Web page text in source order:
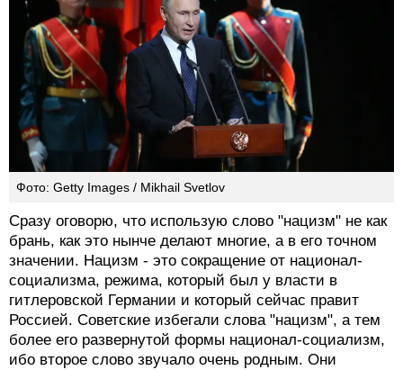
Фото: Getty Images / Mikhail Svetlov
Сразу oговорю, что использую слово "нацизм" не как
брань, как это нынче делают многие, а в его точном
значении. Нацизм - это сокращение от национал-
социализма, режима, который был у власти в
гитлеровской Германии и который сейчас правит
Россией. Советские избегали слова "нацизм", а тем
более его развернутой формы национал-социализм,
ибо второе слово звучало очень родным. Они